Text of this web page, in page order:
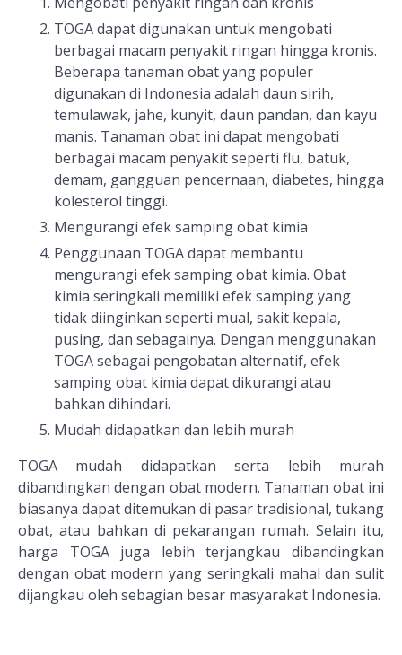
TOGA dapat digunakan untuk mengobati
berbagai macam penyakit ringan hingga kronis.
Beberapa tanaman obat yang populer
digunakan di Indonesia adalah daun sirih,
temulawak, jahe, kunyit, daun pandan, dan kayu
manis. Tanaman obat ini dapat mengobati
berbagai macam penyakit seperti flu, batuk,
demam, gangguan pencernaan, diabetes, hingga
kolesterol tinggi.
Mengurangi efek samping obat kimia
Penggunaan TOGA dapat membantu
mengurangi efek samping obat kimia. Obat
kimia seringkali memiliki efek samping yang
tidak diinginkan seperti mual, sakit kepala,
pusing, dan sebagainya. Dengan menggunakan
TOGA sebagai pengobatan alternatif, efek
samping obat kimia dapat dikurangi atau
bahkan dihindari.
Mudah didapatkan dan lebih murah
TOGA mudah didapatkan serta lebih murah
dibandingkan dengan obat modern. Tanaman obat ini
biasanya dapat ditemukan di pasar tradisional, tukang
obat, atau bahkan di pekarangan rumah. Selain itu,
harga TOGA juga lebih terjangkau dibandingkan
dengan obat modern yang seringkali mahal dan sulit
dijangkau oleh sebagian besar masyarakat Indonesia.